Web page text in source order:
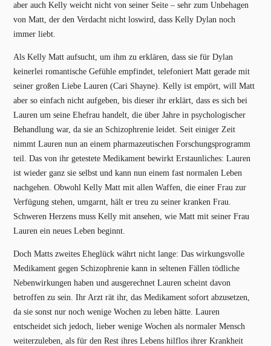
aber auch Kelly weicht nicht von seiner Seite – sehr zum Unbehagen
von Matt, der den Verdacht nicht loswird, dass Kelly Dylan noch
immer liebt.
Als Kelly Matt aufsucht, um ihm zu erklären, dass sie für Dylan
keinerlei romantische Gefühle empfindet, telefoniert Matt gerade mit
seiner großen Liebe Lauren (Cari Shayne). Kelly ist empört, will Matt
aber so einfach nicht aufgeben, bis dieser ihr erklärt, dass es sich bei
Lauren um seine Ehefrau handelt, die über Jahre in psychologischer
Behandlung war, da sie an Schizophrenie leidet. Seit einiger Zeit
nimmt Lauren nun an einem pharmazeutischen Forschungsprogramm
teil. Das von ihr getestete Medikament bewirkt Erstaunliches: Lauren
ist wieder ganz sie selbst und kann nun einem fast normalen Leben
nachgehen. Obwohl Kelly Matt mit allen Waffen, die einer Frau zur
Verfügung stehen, umgarnt, hält er treu zu seiner kranken Frau.
Schweren Herzens muss Kelly mit ansehen, wie Matt mit seiner Frau
Lauren ein neues Leben beginnt.
Doch Matts zweites Eheglück währt nicht lange: Das wirkungsvolle
Medikament gegen Schizophrenie kann in seltenen Fällen tödliche
Nebenwirkungen haben und ausgerechnet Lauren scheint davon
betroffen zu sein. Ihr Arzt rät ihr, das Medikament sofort abzusetzen,
da sie sonst nur noch wenige Wochen zu leben hätte. Lauren
entscheidet sich jedoch, lieber wenige Wochen als normaler Mensch
weiterzuleben, als für den Rest ihres Lebens hilflos ihrer Krankheit